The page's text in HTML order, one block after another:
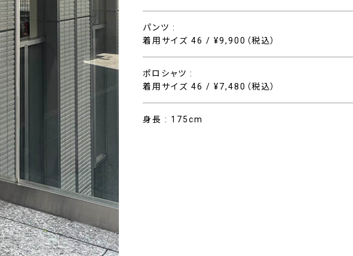
パンツ :
着用サイズ 46 / ¥9,900（税込）
ポロシャツ :
着用サイズ 46 / ¥7,480（税込）
身長 : 175cm